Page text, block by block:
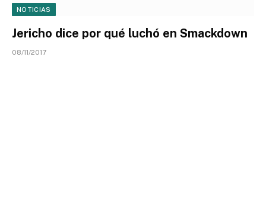
NOTICIAS
Jericho dice por qué luchó en Smackdown
08/11/2017